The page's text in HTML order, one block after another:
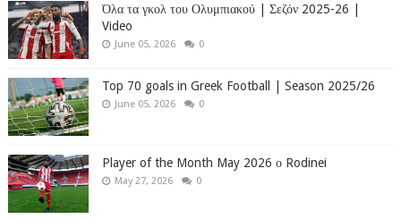
Όλα τα γκολ του Ολυμπιακού | Σεζόν 2025-26 |
Video
June 05, 2026 0
Top 70 goals in Greek Football | Season 2025/26
June 05, 2026 0
Player of the Month May 2026 ο Rodinei
May 27, 2026 0